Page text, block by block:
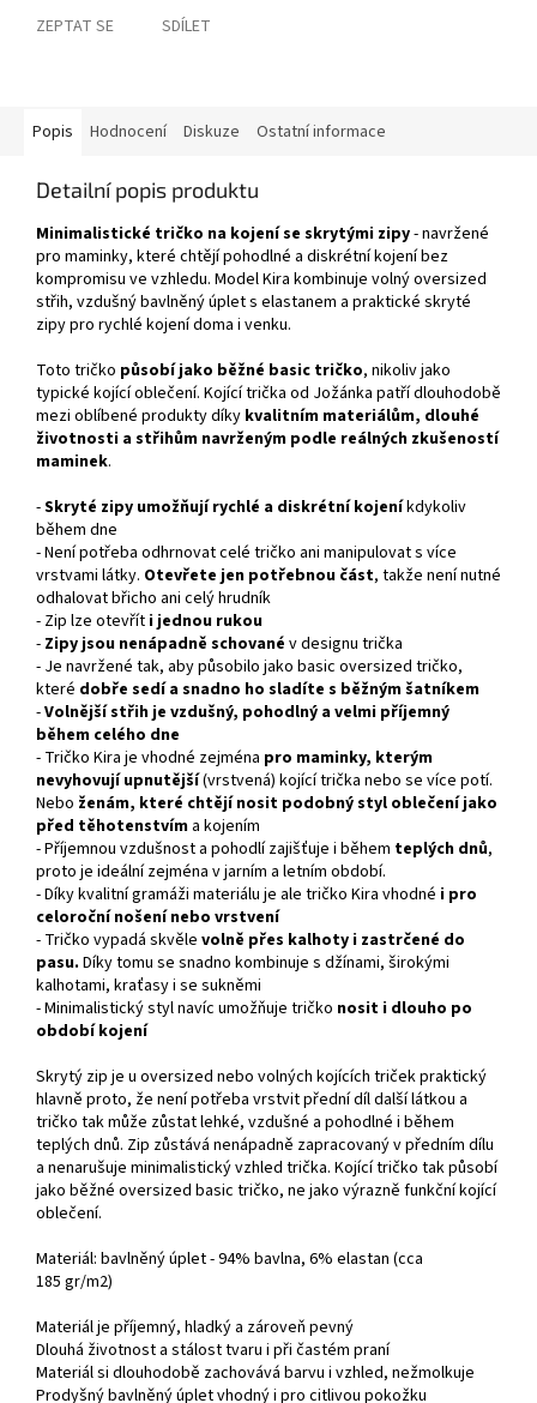
ZEPTAT SE SDÍLET
Popis Hodnocení Diskuze Ostatní informace
Detailní popis produktu
Minimalistické tričko na kojení se skrytými zipy- navržené
pro maminky, které chtějí pohodlné a diskrétní kojení bez
kompromisu ve vzhledu. Model Kira kombinuje volný oversized
střih, vzdušný bavlněný úplet s elastanem a praktické skryté
zipy pro rychlé kojení doma i venku.
Toto tričko působí jako běžné basic tričko, nikoliv jako
typické kojící oblečení. Kojící trička od Jožánka patří dlouhodobě
mezi oblíbené produkty díky kvalitním materiálům, dlouhé
životnosti a střihům navrženým podle reálných zkušeností
maminek.
-Skryté zipy umožňují rychlé a diskrétní kojeníkdykoliv
během dne
- Není potřeba odhrnovat celé tričko ani manipulovat s více
vrstvami látky. Otevřete jen potřebnou část, takže není nutné
odhalovat břicho ani celý hrudník
- Zip lze otevřít ijednou rukou
- Zipy jsou nenápadně schované v designu trička
- Je navržené tak, aby působilo jako basic oversized tričko,
které dobře sedí a snadno ho sladíte s běžným šatníkem
-Volnější střih je vzdušný, pohodlný a velmi příjemný
během celého dne
- Tričko Kira je vhodné zejména pro maminky, kterým
nevyhovují upnutější(vrstvená) kojící trička nebo se více potí.
Nebo ženám, které chtějí nosit podobný styl oblečení jako
před těhotenstvím a kojením
- Příjemnou vzdušnost a pohodlí zajišťuje i během teplých dnů,
proto je ideální zejména v jarním a letním období.
- Díky kvalitní gramáži materiálu je ale tričko Kira vhodné i pro
celoroční nošení nebo vrstvení
- Tričko vypadá skvěle volně přes kalhoty i zastrčené do
pasu. Díky tomu se snadno kombinuje s džínami, širokými
kalhotami, kraťasy i se sukněmi
- Minimalistický styl navíc umožňuje tričko nosit i dlouho po
období kojení
Skrytý zip je u oversized nebo volných kojících triček praktický
hlavně proto, že není potřeba vrstvit přední díl další látkou a
tričko tak může zůstat lehké, vzdušné a pohodlné i během
teplých dnů. Zip zůstává nenápadně zapracovaný v předním dílu
a nenarušuje minimalistický vzhled trička. Kojící tričko tak působí
jako běžné oversized basic tričko, ne jako výrazně funkční kojící
oblečení.
Materiál: bavlněný úplet - 94% bavlna, 6% elastan (cca
185 gr/m2)
Materiál je příjemný, hladký a zároveň pevný
Dlouhá životnost a stálost tvaru i při častém praní
Materiál si dlouhodobě zachovává barvu i vzhled, nežmolkuje
Prodyšný bavlněný úplet vhodný i pro citlivou pokožku